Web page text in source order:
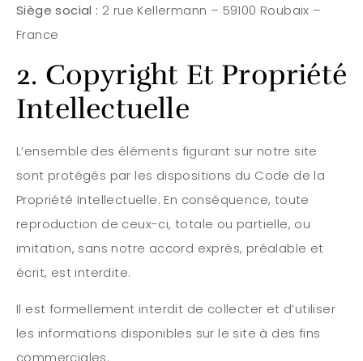
Siège social : 2 rue Kellermann – 59100 Roubaix –
France
2. Copyright Et Propriété
Intellectuelle
L’ensemble des éléments figurant sur notre site
sont protégés par les dispositions du Code de la
Propriété Intellectuelle. En conséquence, toute
reproduction de ceux-ci, totale ou partielle, ou
imitation, sans notre accord exprès, préalable et
écrit, est interdite.
Il est formellement interdit de collecter et d’utiliser
les informations disponibles sur le site à des fins
commerciales.